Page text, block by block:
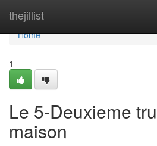
thejillist
Home
Home
1
Le 5-Deuxieme
maison